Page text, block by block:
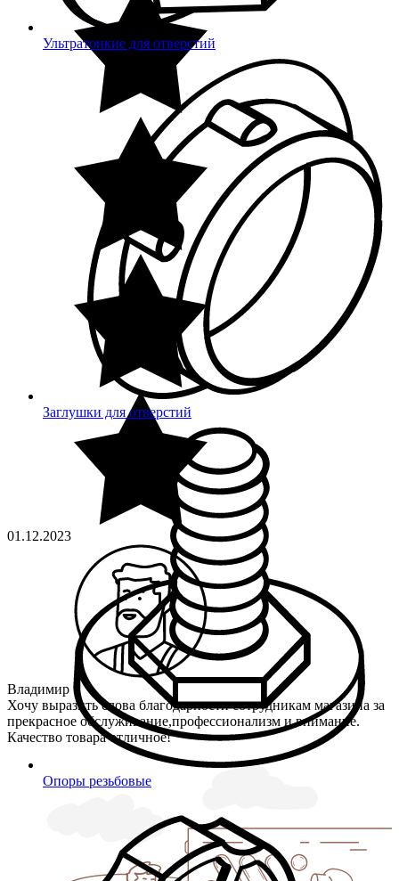
Ультратонкие для отверстий
Заглушки для отверстий
Опоры резьбовые
01.12.2023
Владимир
Хочу выразить слова благодарности сотрудникам магазина за
прекрасное обслуживание,профессионализм и внимание.
Качество товара отличное!